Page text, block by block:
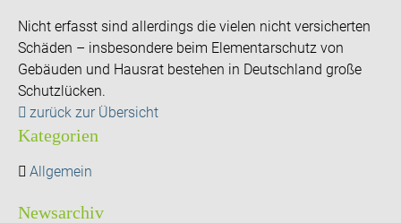
Nicht erfasst sind allerdings die vielen nicht versicherten
Schäden – insbesondere beim Elementarschutz von
Gebäuden und Hausrat bestehen in Deutschland große
Schutzlücken.
zurück zur Übersicht
Kategorien
Allgemein
Newsarchiv